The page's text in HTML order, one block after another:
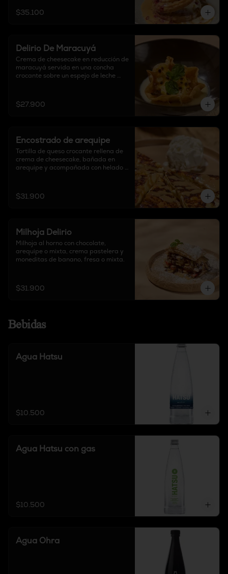
$35.100
Delirio De Maracuyá
Crema de cheesecake en reducción de
maracuyá servida en una concha
crocante sobre un espejo de leche
$27.900
Encostrado de arequipe
Tortilla de queso crocante rellena de
crema de cheesecake, bañada en
arequipe y acompañada con helado
$31.900
Milhoja Delirio
Milhoja al horno con chocolate,
arequipe o mixta, crema pastelera y
moneditas de banano, fresa o mixta.
$31.900
Bebidas
Agua Hatsu
$10.500
Agua Hatsu con gas
$10.500
Agua Ohra